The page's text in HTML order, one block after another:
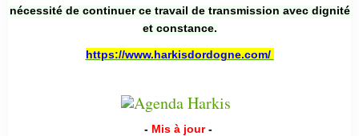
nécessité de continuer ce travail de transmission avec dignité
et constance.
https://www.harkisdordogne.com/
- Mis à jour -